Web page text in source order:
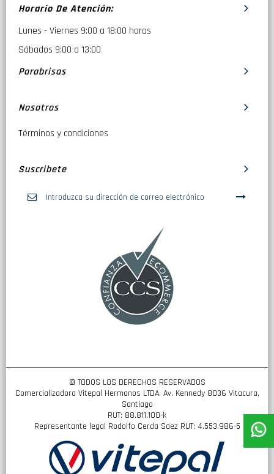
Horario De Atención:
Lunes - Viernes 9:00 a 18:00 horas
Sábados 9:00 a 13:00
Parabrisas
Nosotros
Términos y condiciones
Suscribete
© TODOS LOS DERECHOS RESERVADOS
Comercializadora Vitepal Hermanos LTDA. Av. Kennedy 8036 Vitacura,
Santiago
RUT: 88.811.100-k
Representante legal Rodolfo Cerda Saez RUT: 4.553.986-5